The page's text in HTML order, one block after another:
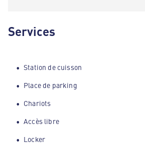
Services
Station de cuisson
Place de parking
Chariots
Accès libre
Locker